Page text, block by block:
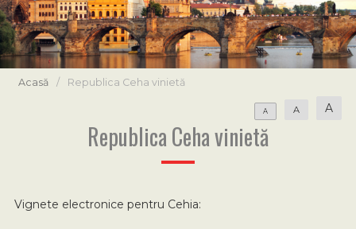
Acasă / Republica Ceha vinietă
A A A
Republica Ceha vinietă
Vignete electronice pentru Cehia: